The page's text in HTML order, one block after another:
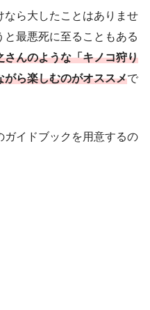
ら大したことはありませ
最悪死に至ることもある
さんのような「キノコ狩り
がら楽しむのがオススメで
ガイドブックを用意するの